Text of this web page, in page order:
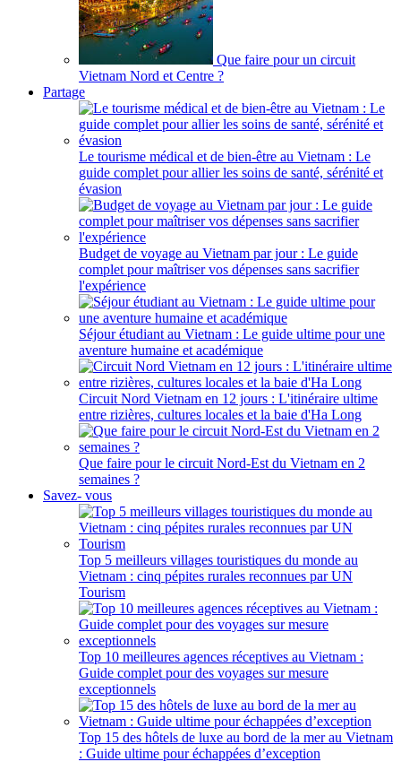
Que faire pour un circuit
Vietnam Nord et Centre ?
Partage
Le tourisme médical et de bien-être au Vietnam : Le
guide complet pour allier les soins de santé, sérénité et
évasion
Budget de voyage au Vietnam par jour : Le guide
complet pour maîtriser vos dépenses sans sacrifier
l'expérience
Séjour étudiant au Vietnam : Le guide ultime pour une
aventure humaine et académique
Circuit Nord Vietnam en 12 jours : L'itinéraire ultime
entre rizières, cultures locales et la baie d'Ha Long
Que faire pour le circuit Nord-Est du Vietnam en 2
semaines ?
Savez- vous
Top 5 meilleurs villages touristiques du monde au
Vietnam : cinq pépites rurales reconnues par UN
Tourism
Top 10 meilleures agences réceptives au Vietnam :
Guide complet pour des voyages sur mesure
exceptionnels
Top 15 des hôtels de luxe au bord de la mer au Vietnam
: Guide ultime pour échappées d’exception